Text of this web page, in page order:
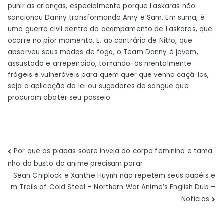
punir as crianças, especialmente porque Laskaras não
sancionou Danny transformando Amy e Sam. Em suma, é
uma guerra civil dentro do acampamento de Laskaras, que
ocorre no pior momento. E, ao contrário de Nitro, que
absorveu seus modos de fogo, o Team Danny é jovem,
assustado e arrependido, tornando-os mentalmente
frágeis e vulneráveis ​​para quem quer que venha caçá-los,
seja a aplicação da lei ou sugadores de sangue que
procuram abater seu passeio.
Navegação
de
Post
Por que as piadas sobre inveja do corpo feminino e tama
nho do busto do anime precisam parar
Sean Chiplock e Xanthe Huynh não repetem seus papéis e
m Trails of Cold Steel – Northern War Anime’s English Dub –
Notícias